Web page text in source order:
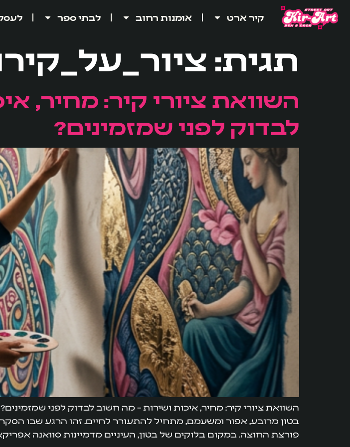
לתוכן
קיר ארט
אומנות רחוב לבתי ספר
תגית:
השוואת ציורי קיר: מחיר,
לבדוק לפני שמזמינים?
השוואת ציורי קיר: מחיר, איכות ושירות – מה חשוב לבדוק לפני
בטון מרובע, אפור ומשעמם, מתחיל להתעורר לחיים. זהו הרגע שבו
פורצת החוצה. במקום בלוקים של בטון, העיניים מדמיינות סוואנה